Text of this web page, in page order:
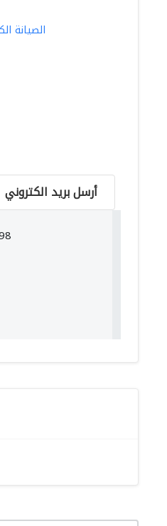
الصيانة
أرسل بريد الكتروني